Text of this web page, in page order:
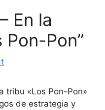
En la
Pon”
tribu «Los Pon-Pon»
de estrategia y